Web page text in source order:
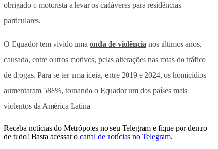
obrigado o motorista a levar os cadáveres para residências
particulares.
O Equador tem vivido uma onda de violência nos últimos anos,
causada, entre outros motivos, pelas alterações nas rotas do tráfico
de drogas. Para se ter uma ideia, entre 2019 e 2024, os homicídios
aumentaram 588%, tornando o Equador um dos países mais
violentos da América Latina.
Receba notícias do Metrópoles no seu Telegram e fique por dentro
de tudo! Basta acessar o canal de notícias no Telegram.